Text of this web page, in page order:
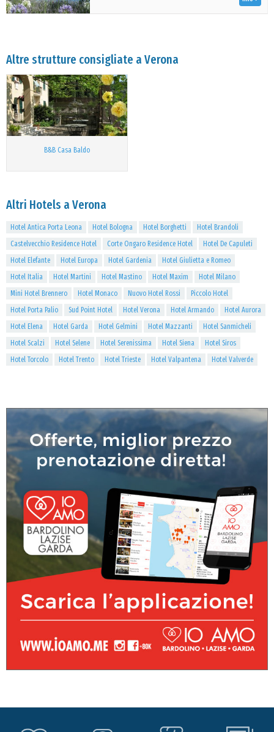
Altre strutture consigliate a Verona
B&B Casa Baldo
Altri Hotels a Verona
Hotel Antica Porta Leona Hotel Bologna Hotel Borghetti
Hotel Brandoli
Castelvecchio Residence Hotel
Corte Ongaro Residence Hotel
Hotel De Capuleti
Hotel Elefante
Hotel Europa Hotel Gardenia
Hotel Giulietta e Romeo
Hotel Italia
Hotel Martini Hotel Mastino Hotel Maxim
Hotel Milano
Mini Hotel Brennero
Hotel Monaco Nuovo Hotel Rossi
Piccolo Hotel
Hotel Porta Palio
Sud Point Hotel Hotel Verona Hotel Armando
Hotel Aurora
Hotel Elena
Hotel Garda Hotel Gelmini Hotel Mazzanti
Hotel Sanmicheli
Hotel Scalzi
Hotel Selene Hotel Serenissima Hotel Siena
Hotel Siros
Hotel Torcolo
Hotel Trento Hotel Trieste Hotel Valpantena Hotel Valverde